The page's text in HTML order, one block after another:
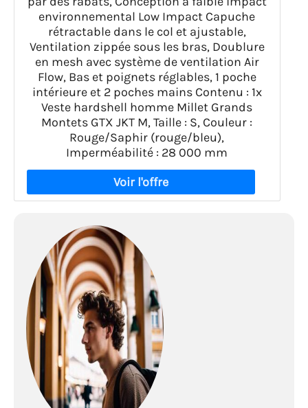
environnemental Low Impact Capuche
rétractable dans le col et ajustable,
Ventilation zippée sous les bras, Doublure
en mesh avec système de ventilation Air
Flow, Bas et poignets réglables, 1 poche
intérieure et 2 poches mains Contenu : 1x
Veste hardshell homme Millet Grands
Montets GTX JKT M, Taille : S, Couleur :
Rouge/Saphir (rouge/bleu),
Imperméabilité : 28 000 mm